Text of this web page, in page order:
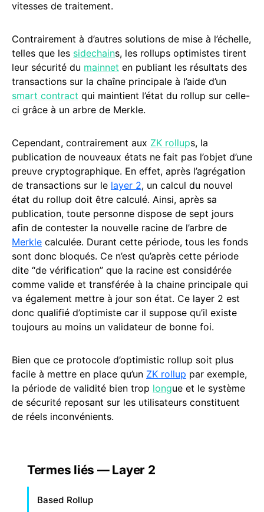
vitesses de traitement.
Contrairement à d’autres solutions de mise à l’échelle,
telles que les sidechains, les rollups optimistes tirent
leur sécurité du mainnet en publiant les résultats des
transactions sur la chaîne principale à l’aide d’un
smart contract qui maintient l’état du rollup sur celle-
ci grâce à un arbre de Merkle.
Cependant, contrairement aux ZK rollups, la
publication de nouveaux états ne fait pas l’objet d’une
preuve cryptographique. En effet, après l’agrégation
de transactions sur le layer 2, un calcul du nouvel
état du rollup doit être calculé. Ainsi, après sa
publication, toute personne dispose de sept jours
afin de contester la nouvelle racine de l’arbre de
Merkle calculée. Durant cette période, tous les fonds
sont donc bloqués. Ce n’est qu’après cette période
dite “de vérification” que la racine est considérée
comme valide et transférée à la chaine principale qui
va également mettre à jour son état. Ce layer 2 est
donc qualifié d’optimiste car il suppose qu’il existe
toujours au moins un validateur de bonne foi.
Bien que ce protocole d’optimistic rollup soit plus
facile à mettre en place qu’un ZK rollup par exemple,
la période de validité bien trop longue et le système
de sécurité reposant sur les utilisateurs constituent
de réels inconvénients.
Termes liés — Layer 2
Based Rollup